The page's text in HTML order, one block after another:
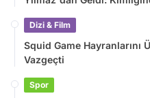
Dizi & Film
Squid Game
Vazgeçti
Spor